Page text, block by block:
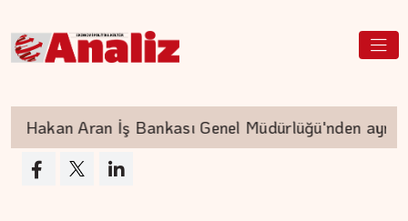
Hakan Aran İş Bankası Genel Müdürlüğü'nden